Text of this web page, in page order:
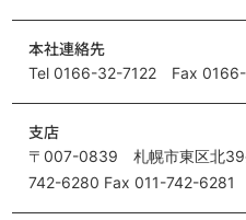
本社連絡先
Tel 0166-32-7122 Fax
支店
〒007-0839 札幌市東区北39
742-6280 Fax 011-742-6281